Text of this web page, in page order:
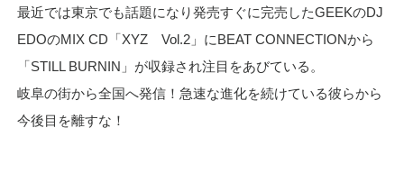
最近では東京でも話題になり発売すぐに完売したGEEKのDJ
EDOのMIX CD「XYZ Vol.2」にBEAT CONNECTIONから
「STILL BURNIN」が収録され注目をあびている。
岐阜の街から全国へ発信！急速な進化を続けている彼らから
今後目を離すな！